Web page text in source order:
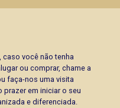
você não tenha
ou comprar, chame a
faça-nos uma visita
prazer em iniciar o seu
e diferenciada.